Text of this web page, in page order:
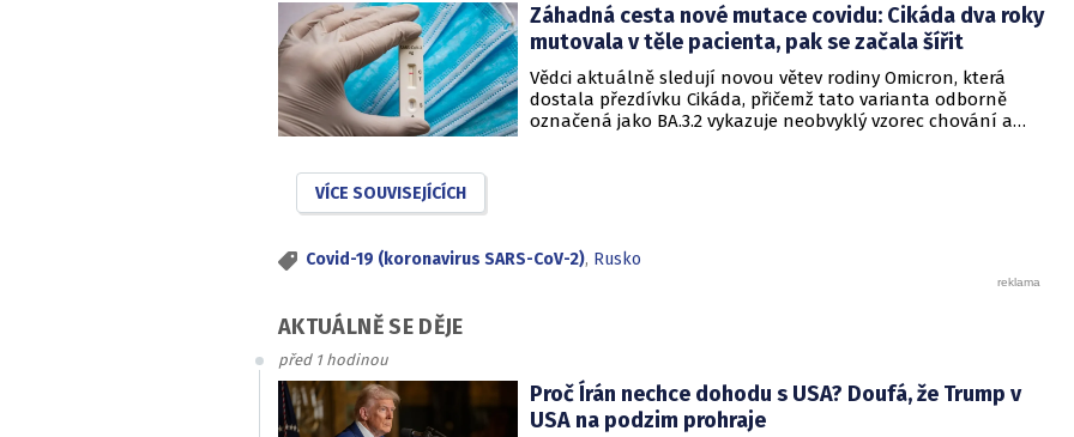
však podle CNN varují, že příliš sebevědomá rétorika, kterou
označují za úmyslné šíření klidu, může mít opačný účinek a
prohloubit úzkost ve společnosti, která má stále v živé paměti
pandemii covidu-19.
Záhadná cesta nové mutace covidu: Cikáda dva roky
mutovala v těle pacienta, pak se začala šířit
Vědci aktuálně sledují novou větev rodiny Omicron, která
dostala přezdívku Cikáda, přičemž tato varianta odborně
označená jako BA.3.2 vykazuje neobvyklý vzorec chování a
nečekaně vynořit po letech strávených pod zemí.
VÍCE SOUVISEJÍCÍCH
Covid-19 (koronavirus SARS-CoV-2), Rusko
AKTUÁLNĚ SE DĚJE
před 1 hodinou
Proč Írán nechce dohodu s USA? Doufá, že Trump v
USA na podzim prohraje